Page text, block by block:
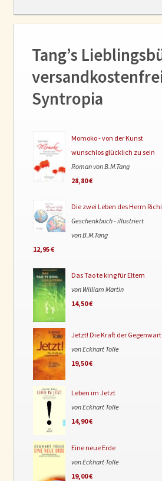
Tang’s
Syntropia
Momoko - von der Kunst
wunschlos glücklich zu sein
Roman von B.M.Tang
28,80 €
Die zwei Leben des Herrn
Geschenkbuch - illustriert
von B.M.Tang
12,95 €
Das Tao te king für Eltern
von William Martin
14,50 €
Jetzt! Die Kraft der Gegenwart
von Eckhart Tolle
19,50 €
Leben im Jetzt
von Eckhart Tolle
14,90 €
Eine neue Erde
von Eckhart Tolle
19,00 €